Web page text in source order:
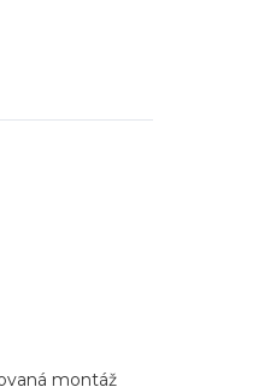
montáž